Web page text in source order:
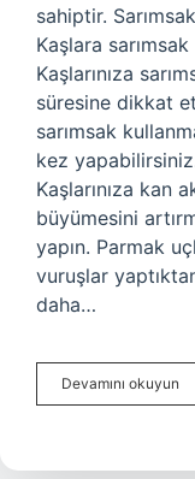
sahiptir.
Kaşlara sarımsak
Kaşlarınıza
süresine dikkat
sarımsak
kez yapabilirsiniz.
Kaşlarınıza kan
büyümesini
yapın. Parmak
vuruşlar
daha…
Devamını okuyun
Mı